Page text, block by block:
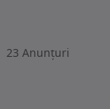
23 Anunțuri